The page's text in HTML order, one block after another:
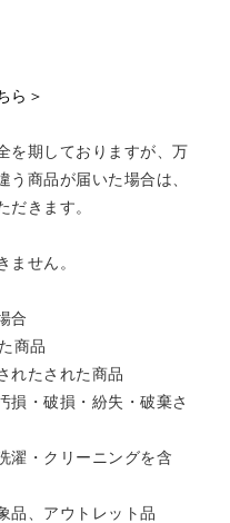
ら＞
を期しておりますが、万
商品が届いた場合は、
だきます。
ません。
合
商品
れたされた商品
損・破損・紛失・破棄さ
濯・クリーニングを含
品、アウトレット品